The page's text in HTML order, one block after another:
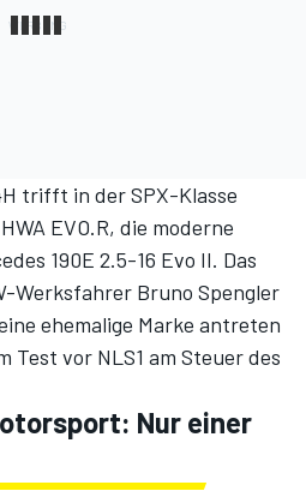
trifft in der SPX-Klasse
HWA EVO.R, die moderne
190E 2.5-16 Evo II. Das
Werksfahrer Bruno Spengler
ehemalige Marke antreten
Test vor NLS1 am Steuer des
Nur einer